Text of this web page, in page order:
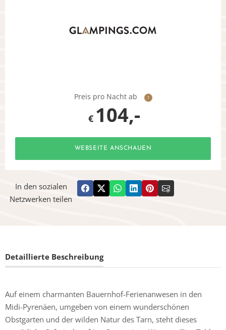
Preis pro Nacht ab ?
€ 104,-
WEBSEITE ANSCHAUEN
In den sozialen
Netzwerken teilen
Detaillierte Beschreibung
Auf einem charmanten Bauernhof-Ferienanwesen in den
Midi-Pyrenäen, umgeben von einem wunderschönen
Obstgarten und der wilden Natur des Tarn, steht dieses